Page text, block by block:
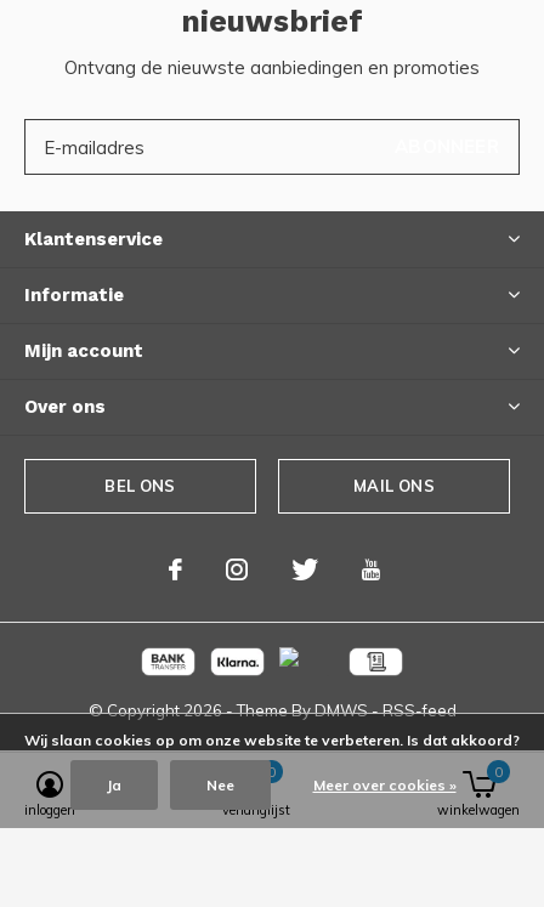
nieuwsbrief
Ontvang de nieuwste aanbiedingen en promoties
Klantenservice
Informatie
Mijn account
Over ons
BEL ONS MAIL ONS
© Copyright2026- Theme ByDMWS-RSS-feed
inloggen verlanglijst
0
winkelwagen
0
Wij slaan cookies op om onze website te verbeteren. Is dat akkoord?
Ja Nee Meer over cookies »